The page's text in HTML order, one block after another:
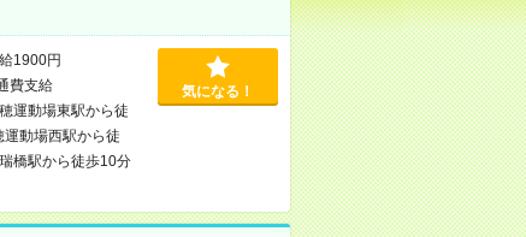
1900円
費支給
運動場東駅から徒
運動場西駅から徒
橋駅から徒歩10分
気になる！